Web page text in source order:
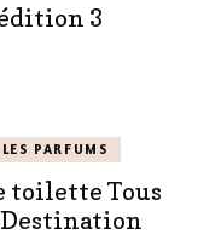
3
PARFUMS
toilette Tous
Destination